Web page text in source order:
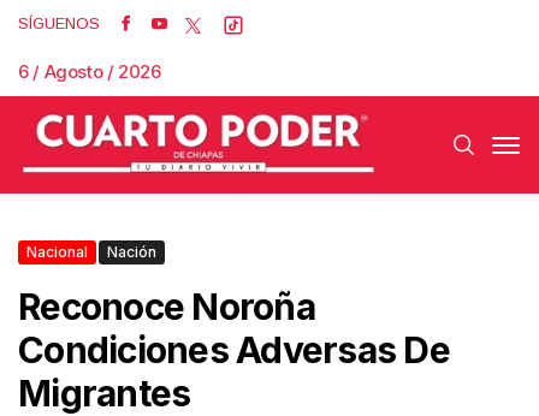
SÍGUENOS
6 / Agosto / 2026
Nacional Nación
Reconoce Noroña
Condiciones Adversas De
Migrantes